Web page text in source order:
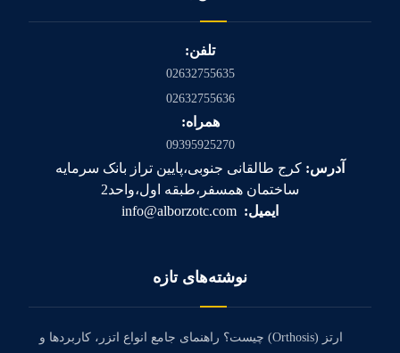
تلفن:
02632755635
02632755636
همراه:
09395925270
آدرس: کرج طالقانی جنوبی،پایین تراز بانک سرمایه
ساختمان همسفر،طبقه اول،واحد2
ایمیل:
نوشته‌های تازه
ارتز (Orthosis) چیست؟ راهنمای جامع انواع اتزر، کاربردها و